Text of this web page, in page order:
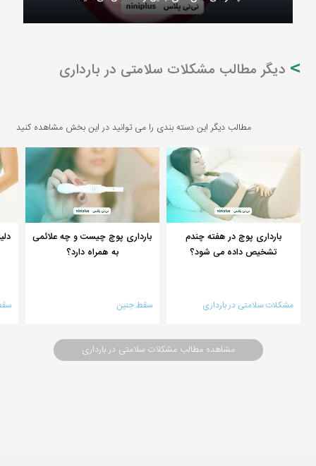
دیگر مطالب مشکلات سلامتی در بارداری
مطالب دیگر این دسته بندی را می توانید در این بخش مشاهده کنید
بارداری پوچ در هفته چندم
تشخیص داده می شود؟
مشکلات سلامتی در بارداری
بارداری پوچ چیست و چه علائمی
به همراه دارد؟
سقط جنین
مشاهده مطالب مشکلات سلامتی در بارداری